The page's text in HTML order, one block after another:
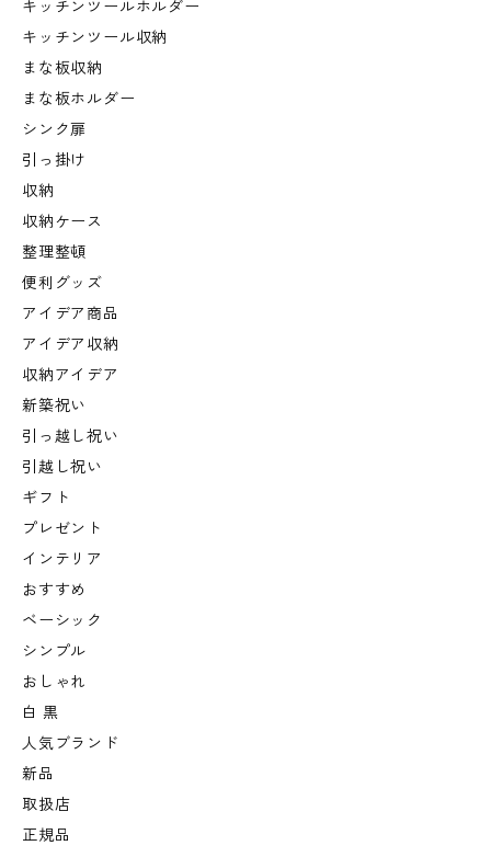
キッチンツールホルダー
キッチンツール収納
まな板収納
まな板ホルダー
シンク扉
引っ掛け
収納
収納ケース
整理整頓
便利グッズ
アイデア商品
アイデア収納
収納アイデア
新築祝い
引っ越し祝い
引越し祝い
ギフト
プレゼント
インテリア
おすすめ
ベーシック
シンプル
おしゃれ
白 黒
人気ブランド
新品
取扱店
正規品